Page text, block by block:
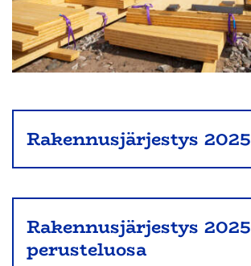
Rakennusjärjestys 2025
Rakennusjärjestys 2025
perusteluosa